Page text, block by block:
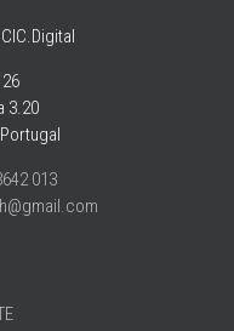
3.20
013